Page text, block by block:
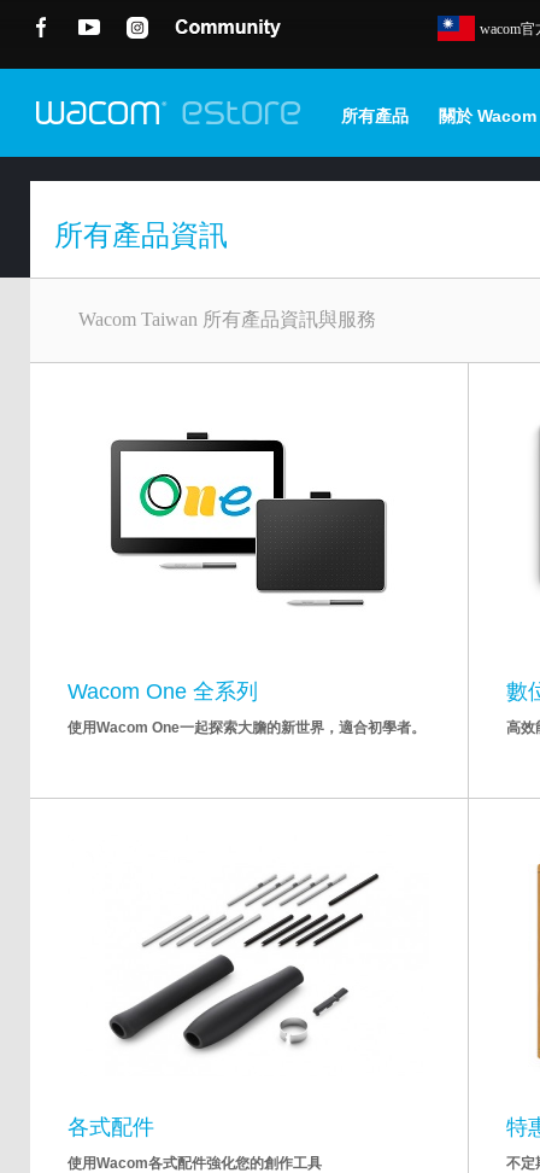
wacom
所有產品 關於 Wacom
所有產品資訊
Wacom Taiwan 所有產品資訊與服務
Wacom One 全系列
使用Wacom One一起探索大膽的新世界，適合初學者。
數
高效
各式配件
使用Wacom各式配件強化您的創作工具
特
不定